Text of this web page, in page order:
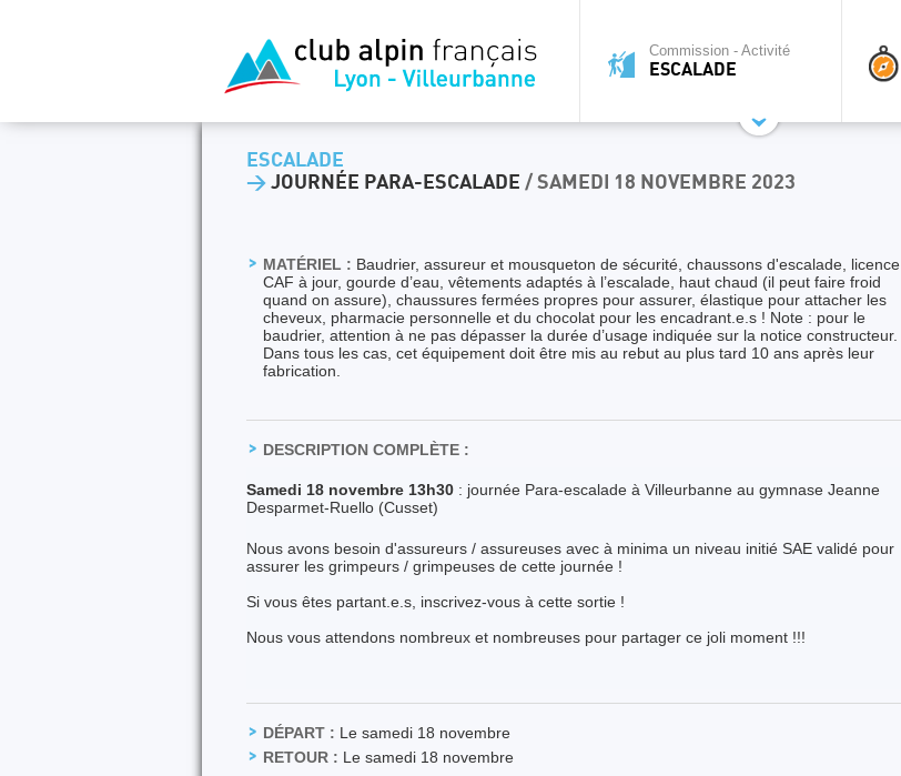
Commission - Activité
ESCALADE
ESCALADE
> JOURNÉE PARA-ESCALADE / SAMEDI 18 NOVEMBRE 2023
MATÉRIEL : Baudrier, assureur et mousqueton de sécurité, chaussons d'escalade, licence
CAF à jour, gourde d’eau, vêtements adaptés à l’escalade, haut chaud (il peut faire froid
quand on assure), chaussures fermées propres pour assurer, élastique pour attacher les
cheveux, pharmacie personnelle et du chocolat pour les encadrant.e.s ! Note : pour le
baudrier, attention à ne pas dépasser la durée d’usage indiquée sur la notice constructeur.
Dans tous les cas, cet équipement doit être mis au rebut au plus tard 10 ans après leur
fabrication.
DESCRIPTION COMPLÈTE :
Samedi 18 novembre 13h30 : journée Para-escalade à Villeurbanne au gymnase Jeanne
Desparmet-Ruello (Cusset)
Nous avons besoin d'assureurs / assureuses avec à minima un niveau initié SAE validé pour
assurer les grimpeurs / grimpeuses de cette journée !
Si vous êtes partant.e.s, inscrivez-vous à cette sortie !
Nous vous attendons nombreux et nombreuses pour partager ce joli moment !!!
DÉPART : Le samedi 18 novembre
RETOUR : Le samedi 18 novembre